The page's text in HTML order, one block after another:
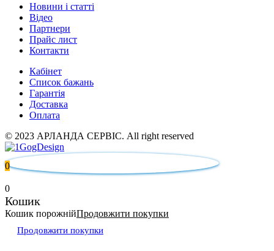
Новини і статті
Відео
Партнери
Прайс лист
Контакти
Кабінет
Список бажань
Гарантія
Доставка
Оплата
© 2023 АРЛАНДА СЕРВІС. All right reserved
0
0
Кошик
Кошик порожнійПродовжити покупки
Продовжити покупки